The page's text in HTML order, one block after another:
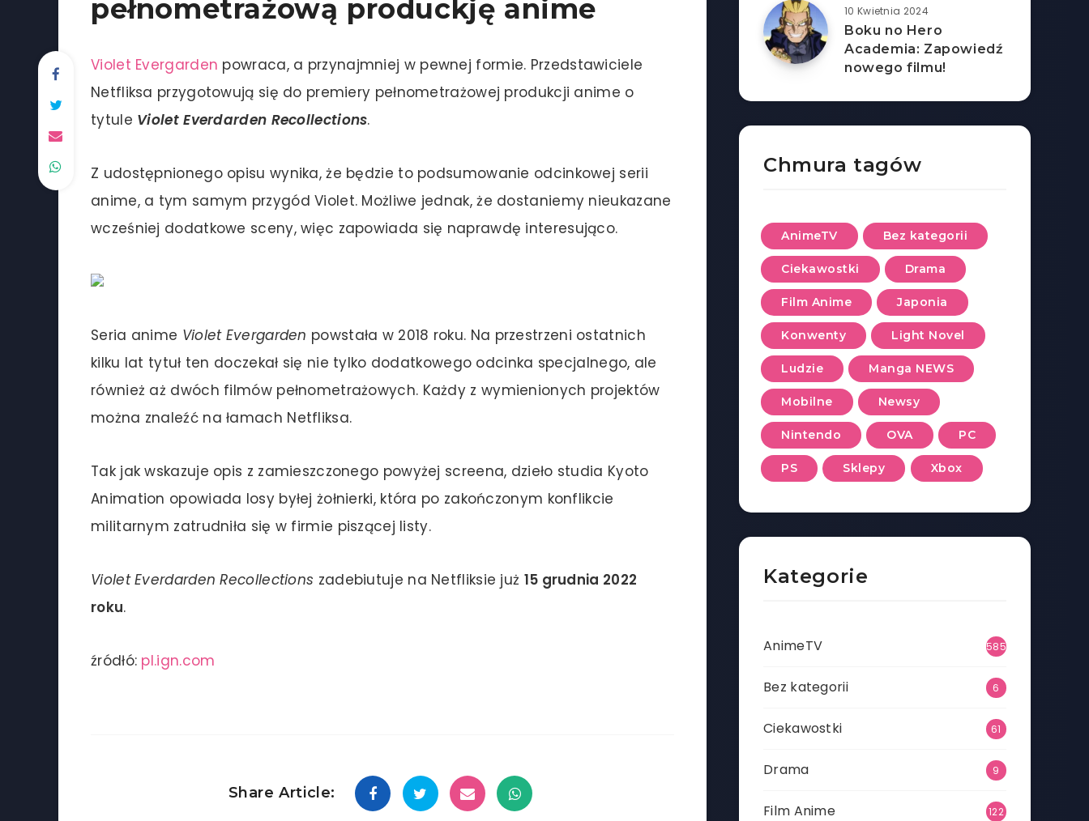
pełnometrażową produckję anime
Violet Evergarden powraca, a przynajmniej w pewnej formie. Przedstawiciele
Netfliksa przygotowują się do premiery pełnometrażowej produkcji anime o
tytule Violet Everdarden Recollections.
Z udostępnionego opisu wynika, że będzie to podsumowanie odcinkowej serii
anime, a tym samym przygód Violet. Możliwe jednak, że dostaniemy nieukazane
wcześniej dodatkowe sceny, więc zapowiada się naprawdę interesująco.
Seria anime Violet Evergarden powstała w 2018 roku. Na przestrzeni ostatnich
kilku lat tytuł ten doczekał się nie tylko dodatkowego odcinka specjalnego, ale
również aż dwóch filmów pełnometrażowych. Każdy z wymienionych projektów
można znaleźć na łamach Netfliksa.
Tak jak wskazuje opis z zamieszczonego powyżej screena, dzieło studia Kyoto
Animation opowiada losy byłej żołnierki, która po zakończonym konflikcie
militarnym zatrudniła się w firmie piszącej listy.
Violet Everdarden Recollections zadebiutuje na Netfliksie już 15 grudnia 2022
roku.
źródłó: pl.ign.com
Share Article:
10 Kwietnia 2024
Boku no Hero
Academia: Zapowiedź
nowego filmu!
Chmura tagów
AnimeTV Bez kategorii
Ciekawostki Drama
Film Anime Japonia
Konwenty Light Novel
Ludzie Manga NEWS
Mobilne Newsy
Nintendo OVA PC
PS Sklepy Xbox
Kategorie
AnimeTV 585
Bez kategorii 6
Ciekawostki 61
Drama 9
Film Anime 122